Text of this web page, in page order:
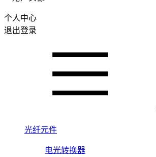
个人中心
退出登录
光纤元件
电光转换器